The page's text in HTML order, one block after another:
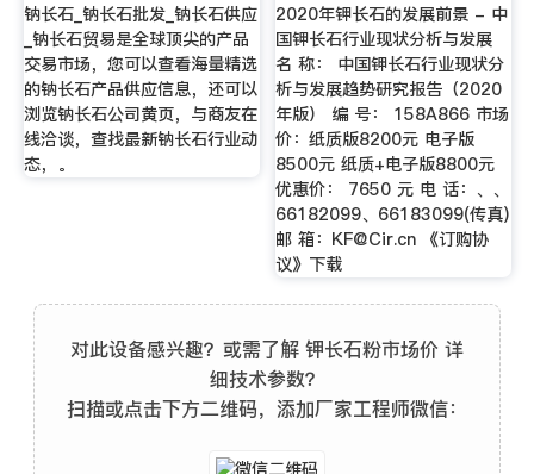
钠长石_钠长石批发_钠长石供应
_钠长石贸易是全球顶尖的产品
交易市场，您可以查看海量精选
的钠长石产品供应信息，还可以
浏览钠长石公司黄页，与商友在
线洽谈，查找最新钠长石行业动
态，。
2020年钾长石的发展前景 - 中
国钾长石行业现状分析与发展
名 称： 中国钾长石行业现状分
析与发展趋势研究报告（2020
年版） 编 号： 158A866 市场
价：纸质版8200元 电子版
8500元 纸质+电子版8800元
优惠价： 7650 元 电 话：、、
66182099、66183099(传真)
邮 箱： KF@Cir.cn 《订购协
议》下载
对此设备感兴趣？或需了解 钾长石粉市场价 详
细技术参数？
扫描或点击下方二维码，添加厂家工程师微信：